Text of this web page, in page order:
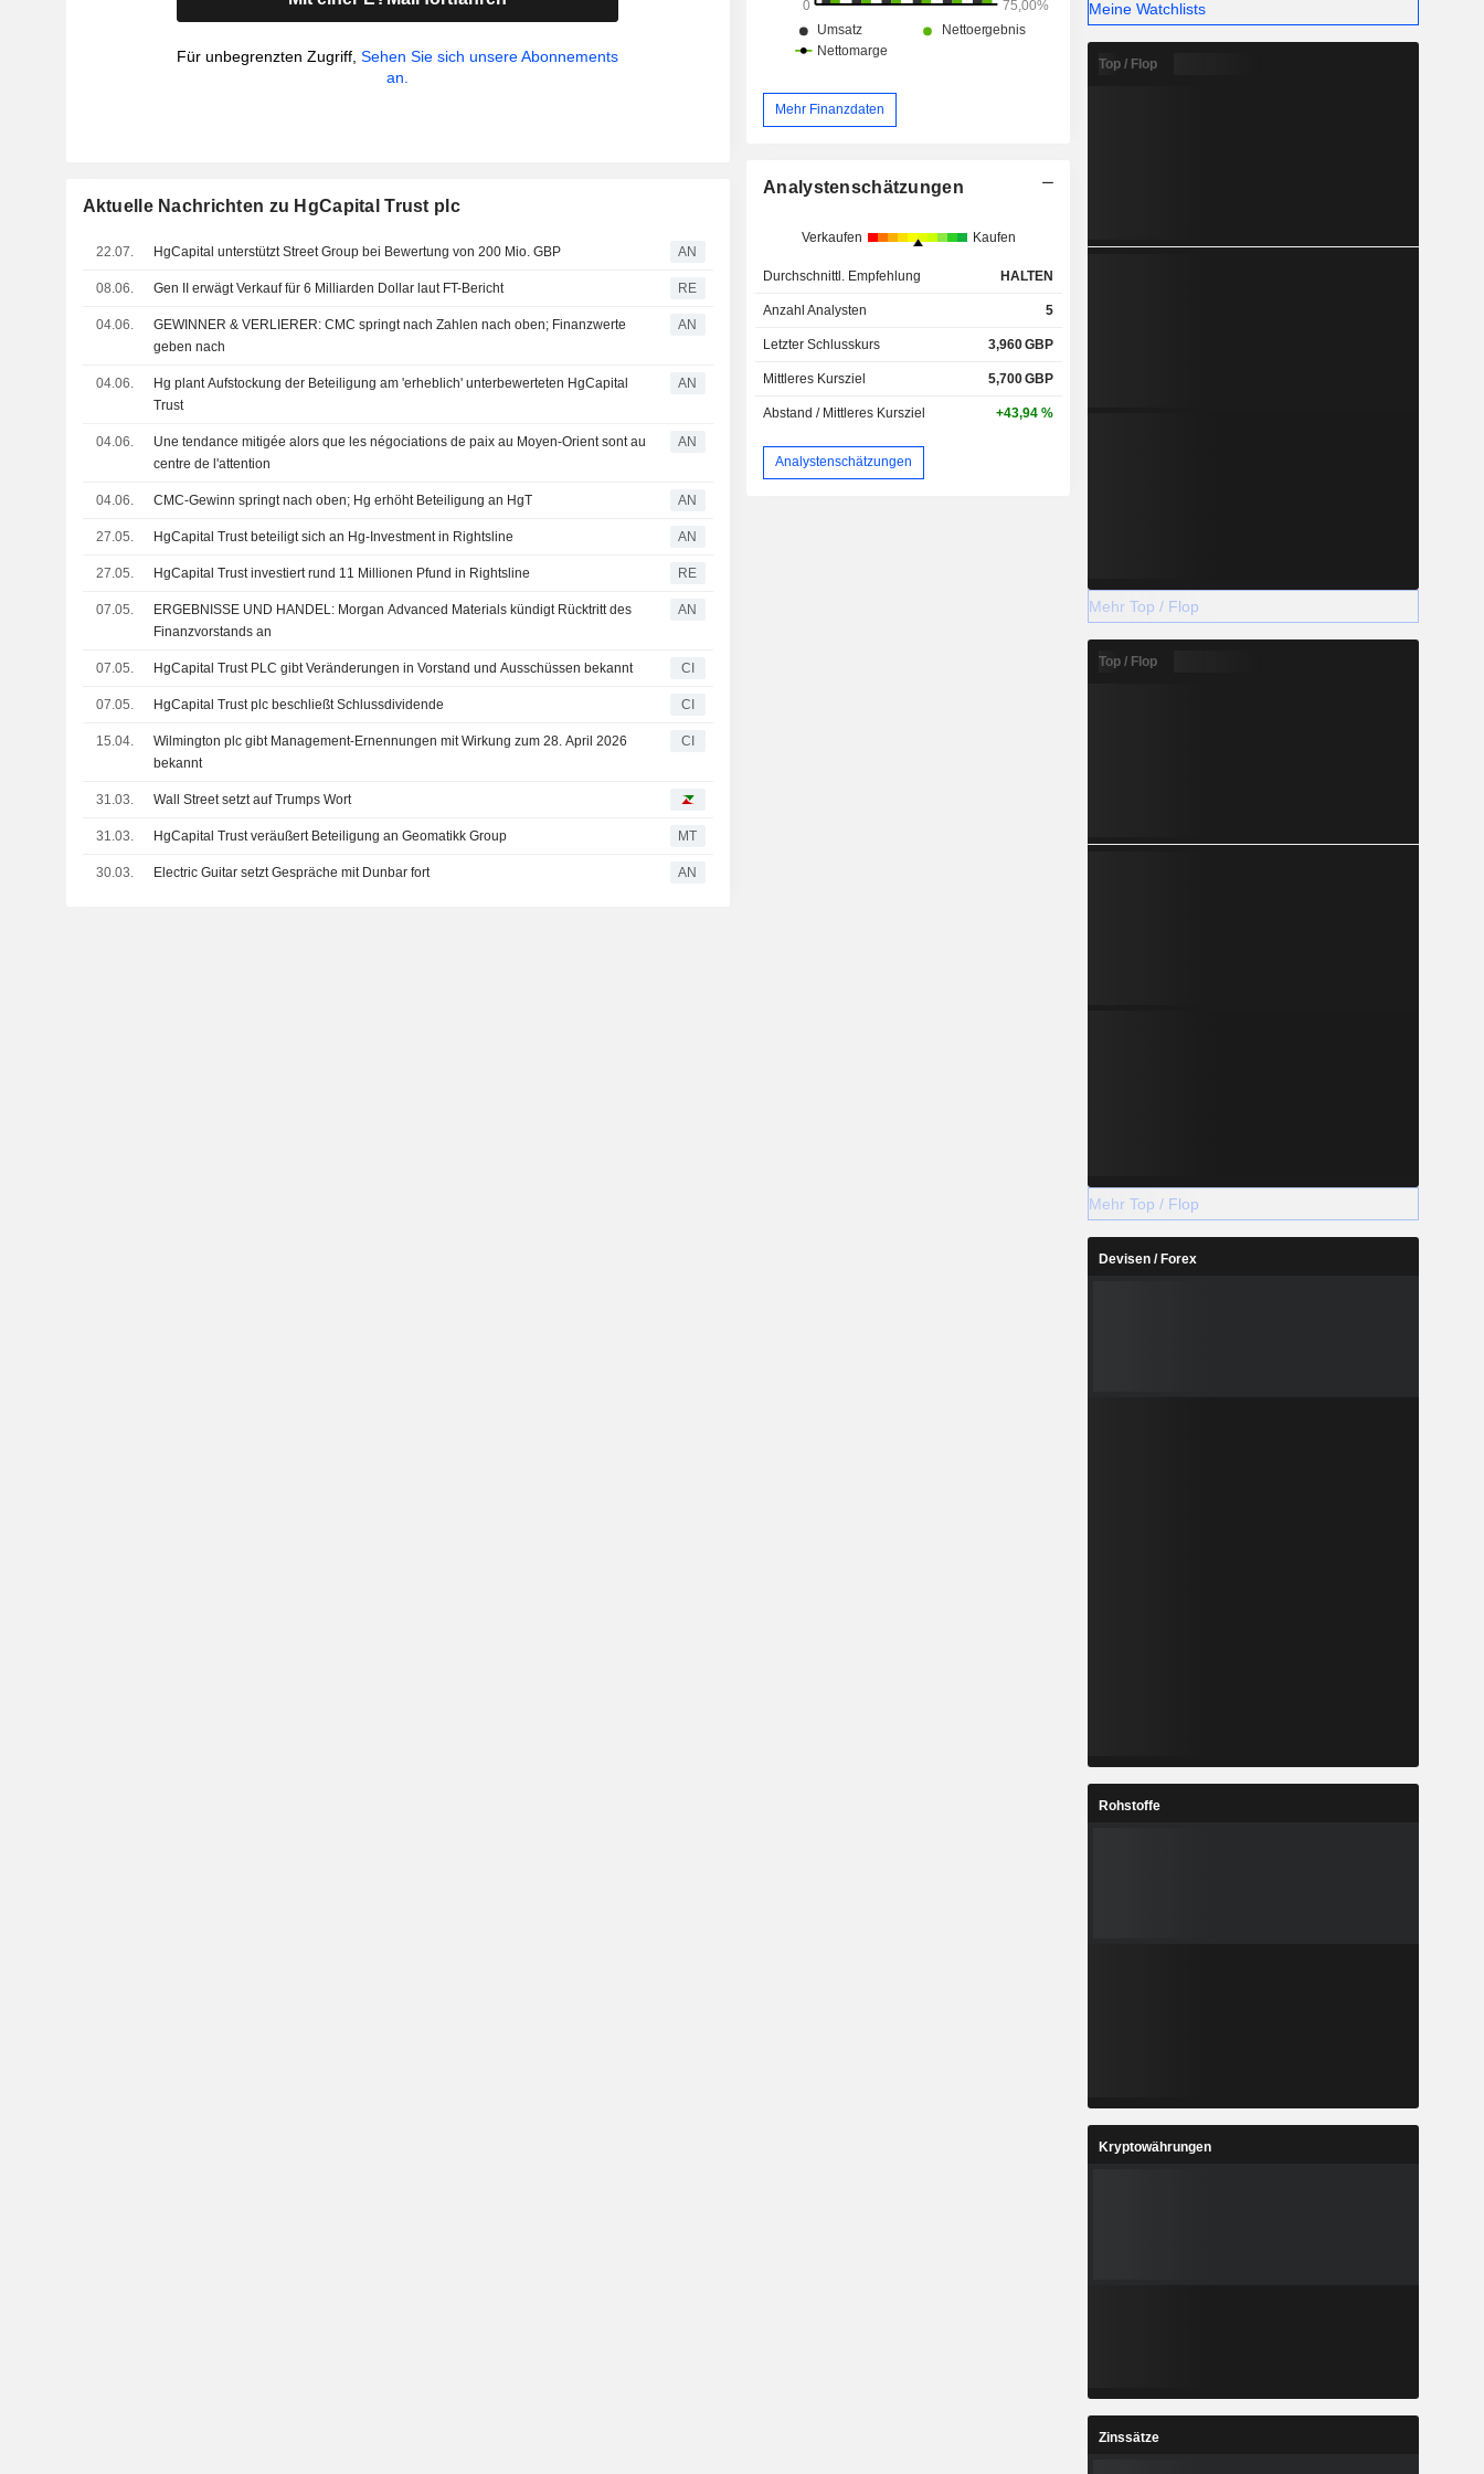
Für unbegrenzten Zugriff,Sehen Sie sich unsere Abonnements
an.
Aktuelle Nachrichten zu HgCapital Trust plc
22.07. HgCapital unterstützt Street Group bei Bewertung von 200 Mio. GBP AN
08.06. Gen II erwägt Verkauf für 6 Milliarden Dollar laut FT-Bericht RE
04.06.
GEWINNER & VERLIERER: CMC springt nach Zahlen nach oben; Finanzwerte
geben nach
AN
04.06.
Hg plant Aufstockung der Beteiligung am 'erheblich' unterbewerteten HgCapital
Trust
AN
04.06.
Une tendance mitigée alors que les négociations de paix au Moyen-Orient sont au
centre de l'attention
AN
04.06. CMC-Gewinn springt nach oben; Hg erhöht Beteiligung an HgT AN
27.05. HgCapital Trust beteiligt sich an Hg-Investment in Rightsline AN
27.05. HgCapital Trust investiert rund 11 Millionen Pfund in Rightsline RE
07.05.
ERGEBNISSE UND HANDEL: Morgan Advanced Materials kündigt Rücktritt des
Finanzvorstands an
AN
07.05. HgCapital Trust PLC gibt Veränderungen in Vorstand und Ausschüssen bekannt CI
07.05. HgCapital Trust plc beschließt Schlussdividende CI
15.04.
Wilmington plc gibt Management-Ernennungen mit Wirkung zum 28. April 2026
bekannt
CI
31.03. Wall Street setzt auf Trumps Wort
31.03. HgCapital Trust veräußert Beteiligung an Geomatikk Group MT
30.03. Electric Guitar setzt Gespräche mit Dunbar fort AN
Mehr Finanzdaten
Analystenschätzungen
Verkaufen Kaufen
Durchschnittl. Empfehlung HALTEN
Anzahl Analysten 5
Letzter Schlusskurs 3,960GBP
Mittleres Kursziel 5,700GBP
Abstand / Mittleres Kursziel +43,94 %
Analystenschätzungen
Meine Watchlists
Top / Flop
Mehr Top / Flop
Top / Flop
Mehr Top / Flop
Devisen / Forex
Rohstoffe
Kryptowährungen
Zinssätze